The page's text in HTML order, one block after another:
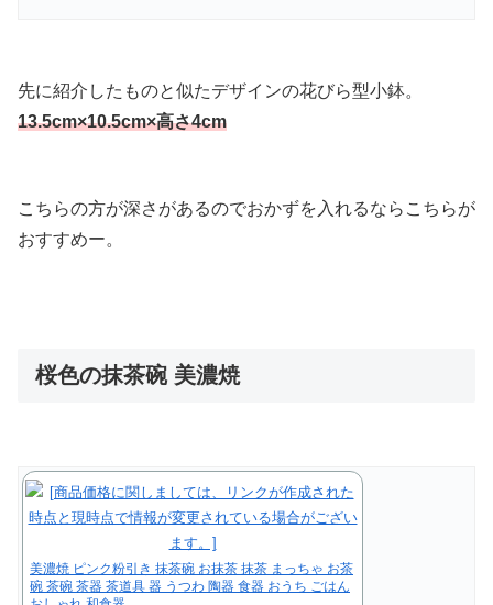
先に紹介したものと似たデザインの花びら型小鉢。
13.5cm×10.5cm×高さ4cm
こちらの方が深さがあるのでおかずを入れるならこちらが
おすすめー。
桜色の抹茶碗 美濃焼
美濃焼 ピンク粉引き 抹茶碗 お抹茶 抹茶 まっちゃ お茶
碗 茶碗 茶器 茶道具 器 うつわ 陶器 食器 おうち ごはん